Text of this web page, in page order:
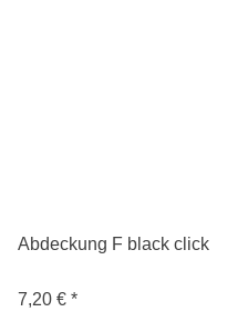
Abdeckung F black click
7,20 € *